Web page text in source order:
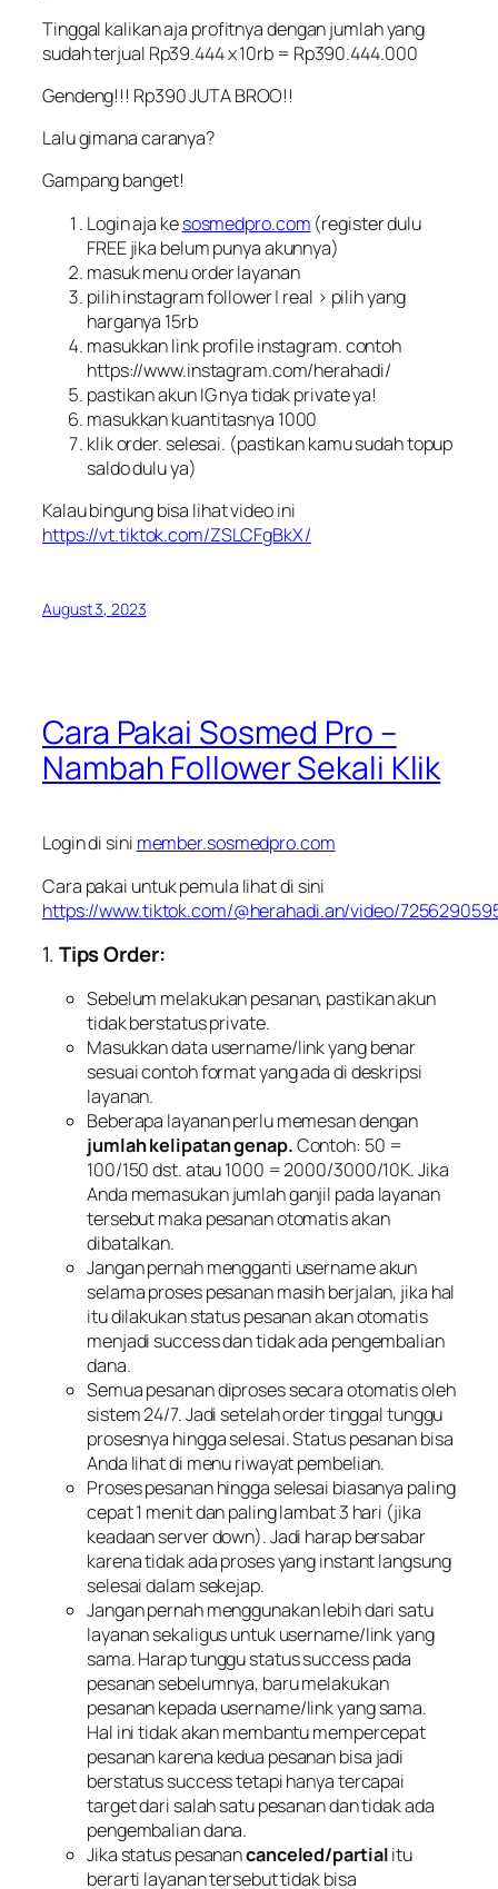
Tinggal kalikan aja profitnya dengan jumlah yang
sudah terjual Rp39.444 x 10rb = Rp390.444.000
Gendeng!!! Rp390 JUTA BROO!!
Lalu gimana caranya?
Gampang banget!
Login aja kesosmedpro.com (register dulu
FREE jika belum punya akunnya)
masuk menu order layanan
pilih instagram follower | real > pilih yang
harganya 15rb
masukkan link profile instagram. contoh
https://www.instagram.com/herahadi/
pastikan akun IG nya tidak private ya!
masukkan kuantitasnya 1000
klik order. selesai. (pastikan kamu sudah topup
saldo dulu ya)
Kalau bingung bisa lihat video ini
https://vt.tiktok.com/ZSLCFgBkX/
August 3, 2023
Cara Pakai Sosmed Pro –
Nambah Follower Sekali Klik
Login di sini member.sosmedpro.com
Cara pakai untuk pemula lihat di sini
https://www.tiktok.com/@herahadi.an/video/
1.Tips Order:
Sebelum melakukan pesanan, pastikan akun
tidak berstatus private.
Masukkan data username/link yang benar
sesuai contoh format yang ada di deskripsi
layanan.
Beberapa layanan perlu memesan dengan
jumlah kelipatan genap.Contoh: 50 =
100/150 dst. atau 1000 = 2000/3000/10K. Jika
Anda memasukan jumlah ganjil pada layanan
tersebut maka pesanan otomatis akan
dibatalkan.
Jangan pernah mengganti username akun
selama proses pesanan masih berjalan, jika hal
itu dilakukan status pesanan akan otomatis
menjadi success dan tidak ada pengembalian
dana.
Semua pesanan diproses secara otomatis oleh
sistem 24/7. Jadi setelah order tinggal tunggu
prosesnya hingga selesai. Status pesanan bisa
Anda lihat di menu riwayat pembelian.
Proses pesanan hingga selesai biasanya paling
cepat 1 menit dan paling lambat 3 hari (jika
keadaan server down). Jadi harap bersabar
karena tidak ada proses yang instant langsung
selesai dalam sekejap.
Jangan pernah menggunakan lebih dari satu
layanan sekaligus untuk username/link yang
sama. Harap tunggu status success pada
pesanan sebelumnya, baru melakukan
pesanan kepada username/link yang sama.
Hal ini tidak akan membantu mempercepat
pesanan karena kedua pesanan bisa jadi
berstatus success tetapi hanya tercapai
target dari salah satu pesanan dan tidak ada
pengembalian dana.
Jika status pesanancanceled/partialitu
berarti layanan tersebut tidak bisa